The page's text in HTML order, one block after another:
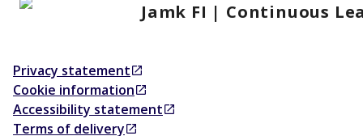
Jamk FI | Continuous
Privacy statement
Opens in a new tab
Cookie information
Opens in a new tab
Accessibility statement
Opens in a new tab
Terms of delivery